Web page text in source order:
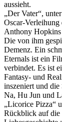
aussieht.
„Der Vater“,
Oscar-
Anthony Hopkins
Die von ihm
Demenz. Ein
Eternals ist ein
verbindet. Es ist
Fantasy- und
inszeniert und
Na, Hu Jun und
„Licorice Pizza“
Rückblick auf die